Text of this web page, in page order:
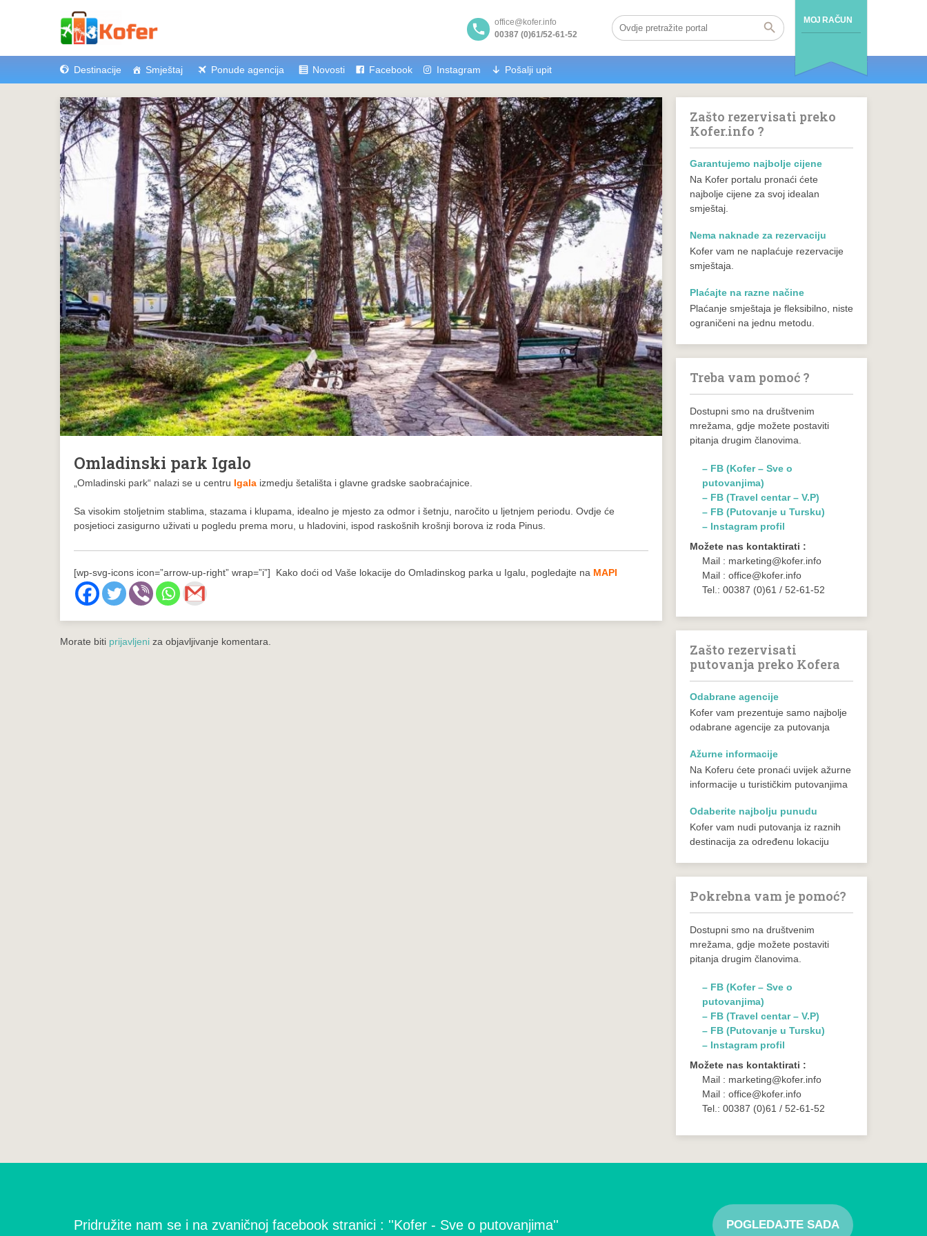
MOJ RAČUN
office@kofer.info
00387 (0)61/52-61-52
Destinacije Smještaj Ponude agencija Novosti Facebook Instagram Pošalji upit
Omladinski park Igalo
„Omladinski park“ nalazi se u centru Igala izmedju šetališta i glavne gradske saobraćajnice.
Sa visokim stoljetnim stablima, stazama i klupama, idealno je mjesto za odmor i šetnju, naročito u ljetnjem periodu. Ovdje će
posjetioci zasigurno uživati u pogledu prema moru, u hladovini, ispod raskošnih krošnji borova iz roda Pinus.
[wp-svg-icons icon=”arrow-up-right” wrap=”i”] Kako doći od Vaše lokacije do Omladinskog parka u Igalu, pogledajte na MAPI
Morate biti prijavljeni za objavljivanje komentara.
Zašto rezervisati preko
Kofer.info ?
Garantujemo najbolje cijene
Na Kofer portalu pronaći ćete
najbolje cijene za svoj idealan
smještaj.
Nema naknade za rezervaciju
Kofer vam ne naplaćuje rezervacije
smještaja.
Plaćajte na razne načine
Plaćanje smještaja je fleksibilno, niste
ograničeni na jednu metodu.
Treba vam pomoć ?
Dostupni smo na društvenim
mrežama, gdje možete postaviti
pitanja drugim članovima.
– FB (Kofer – Sve o
putovanjima)
– FB (Travel centar – V.P)
– FB (Putovanje u Tursku)
– Instagram profil
Možete nas kontaktirati :
Mail : marketing@kofer.info
Mail : office@kofer.info
Tel.: 00387 (0)61 / 52-61-52
Zašto rezervisati
putovanja preko Kofera
Odabrane agencije
Kofer vam prezentuje samo najbolje
odabrane agencije za putovanja
Ažurne informacije
Na Koferu ćete pronaći uvijek ažurne
informacije u turističkim putovanjima
Odaberite najbolju punudu
Kofer vam nudi putovanja iz raznih
destinacija za određenu lokaciju
Pokrebna vam je pomoć?
Dostupni smo na društvenim
mrežama, gdje možete postaviti
pitanja drugim članovima.
– FB (Kofer – Sve o
putovanjima)
– FB (Travel centar – V.P)
– FB (Putovanje u Tursku)
– Instagram profil
Možete nas kontaktirati :
Mail : marketing@kofer.info
Mail : office@kofer.info
Tel.: 00387 (0)61 / 52-61-52
Pridružite nam se i na zvaničnoj facebook stranici : ''Kofer - Sve o putovanjima'' POGLEDAJTE SADA